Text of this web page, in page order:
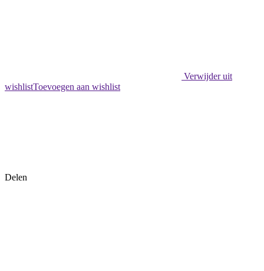
Verwijder uit
wishlistToevoegen aan wishlist
Delen